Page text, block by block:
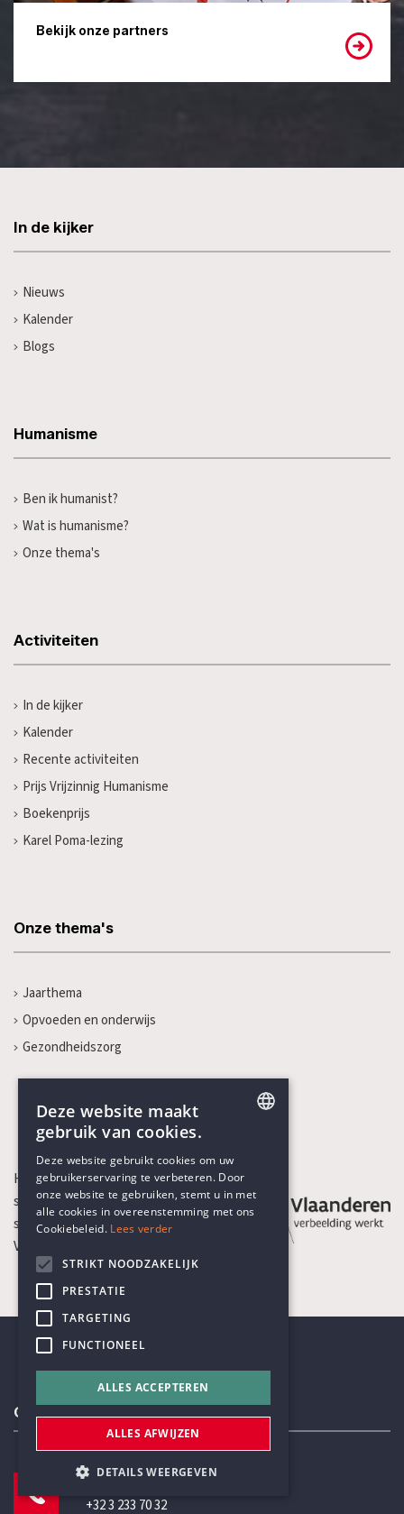
Bekijk onze partners
In de kijker
Nieuws
Kalender
Blogs
Humanisme
Ben ik humanist?
Wat is humanisme?
Onze thema's
Activiteiten
In de kijker
Kalender
Recente activiteiten
Prijs Vrijzinnig Humanisme
Boekenprijs
Karel Poma-lezing
Onze thema's
Jaarthema
Opvoeden en onderwijs
Gezondheidszorg
Het Humanistisch Verbond is een
sociaal-culturele organisatie die
subsidies ontvangt van de
Vlaamse Gemeenschap
Contactgegevens
TELEFOON
+32 3 233 70 32
DUTCH
Deze website maakt
gebruik van cookies.
Deze website gebruikt cookies om uw
gebruikerservaring te verbeteren. Door
onze website te gebruiken, stemt u in met
alle cookies in overeenstemming met ons
Cookiebeleid. Lees verder
STRIKT NOODZAKELIJK
PRESTATIE
TARGETING
FUNCTIONEEL
ALLES ACCEPTEREN
ALLES AFWIJZEN
DETAILS WEERGEVEN